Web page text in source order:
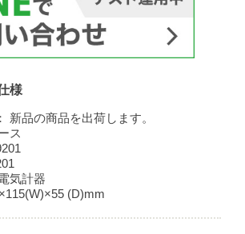
様
新品の商品を出荷します。
ス
気計器
(D)mm